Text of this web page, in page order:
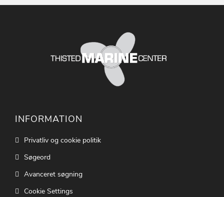
INFORMATION
Privatliv og cookie politik
Søgeord
Avanceret søgning
Cookie Settings